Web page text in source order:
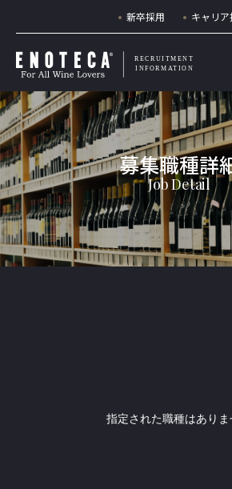
新卒採用 キャリア
RECRUITMENT
INFORMATION
指定された職種はありま